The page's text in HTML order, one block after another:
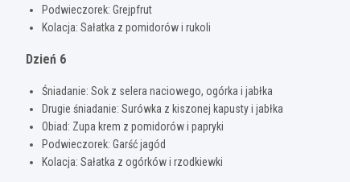
Podwieczorek: Grejpfrut
Kolacja: Sałatka z pomidorów i rukoli
Dzień 6
Śniadanie: Sok z selera naciowego, ogórka i jabłka
Drugie śniadanie: Surówka z kiszonej kapusty i jabłka
Obiad: Zupa krem z pomidorów i papryki
Podwieczorek: Garść jagód
Kolacja: Sałatka z ogórków i rzodkiewki